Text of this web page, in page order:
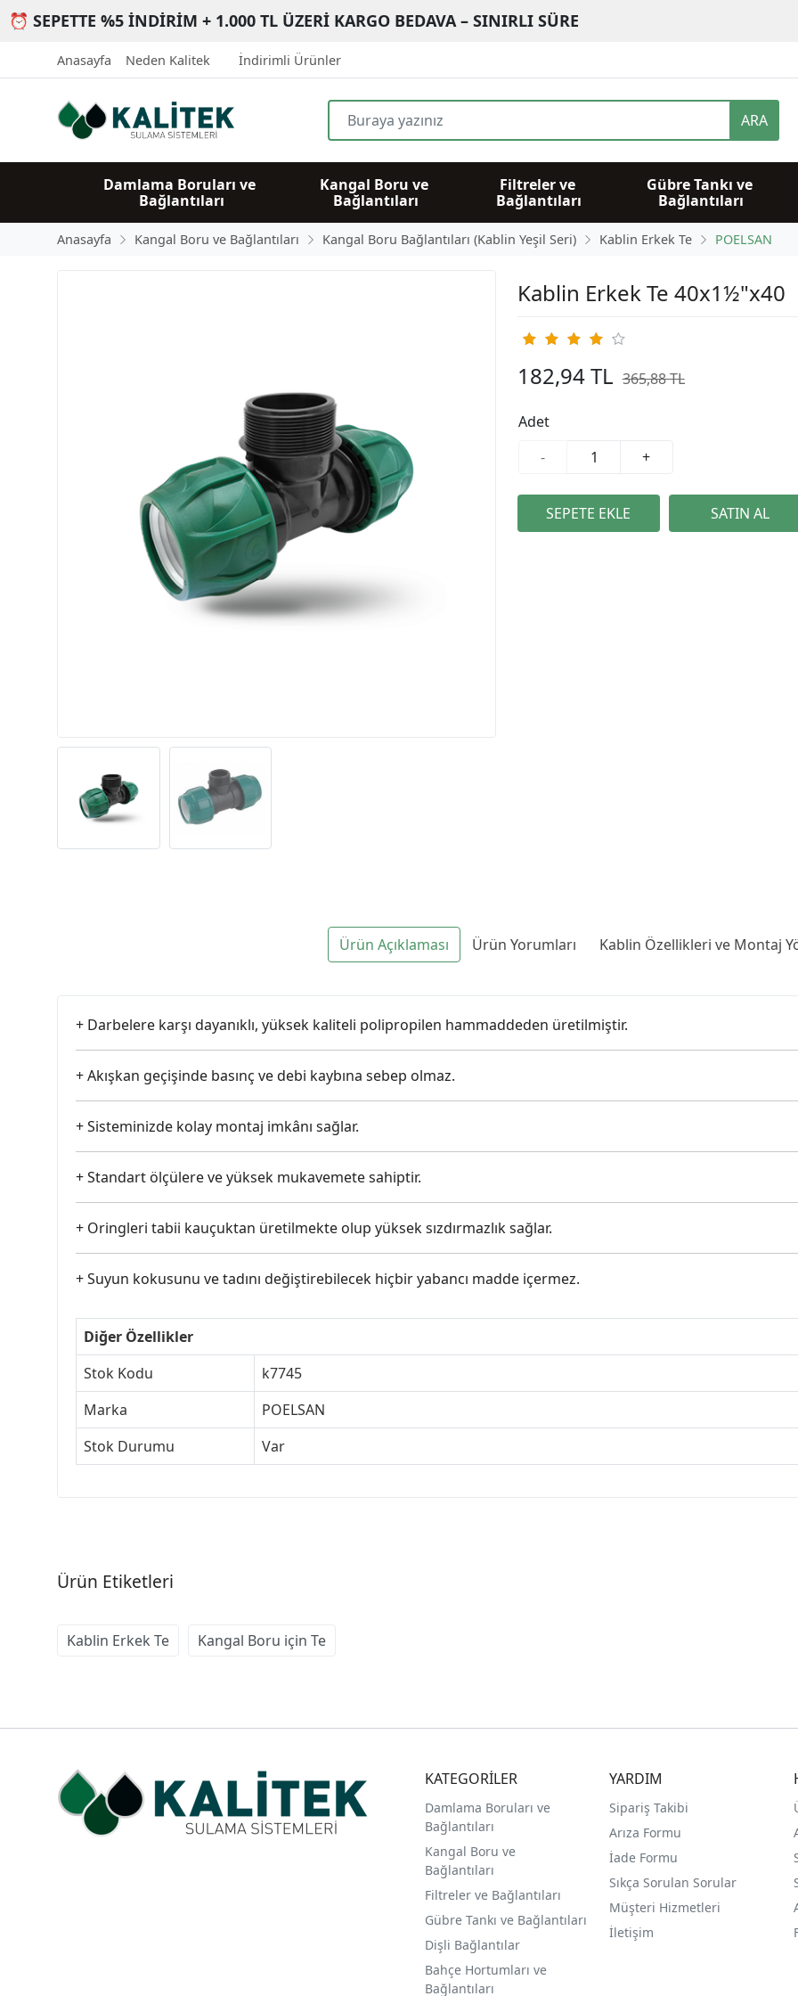
⏰ SEPETTE %5 İNDİRİM + 1.000 TL ÜZERİ KARGO BEDAVA – SINIRLI SÜRE
Anasayfa Neden Kalitek İndirimli Ürünler
ARA
Damlama Boruları ve
Bağlantıları
Kangal Boru ve
Bağlantıları
Filtreler ve
Bağlantıları
Gübre Tankı ve
Bağlantıları
Anasayfa Kangal Boru ve Bağlantıları Kangal Boru Bağlantıları (Kablin Yeşil Seri) Kablin Erkek Te POELSAN
Kablin Erkek Te 40x1½"x40
182,94 TL 365,88 TL
Adet
-
+
Ürün Açıklaması Ürün Yorumları Kablin Özellikleri ve Montaj
+ Darbelere karşı dayanıklı, yüksek kaliteli polipropilen hammaddeden üretilmiştir.
+ Akışkan geçişinde basınç ve debi kaybına sebep olmaz.
+ Sisteminizde kolay montaj imkânı sağlar.
+ Standart ölçülere ve yüksek mukavemete sahiptir.
+ Oringleri tabii kauçuktan üretilmekte olup yüksek sızdırmazlık sağlar.
+ Suyun kokusunu ve tadını değiştirebilecek hiçbir yabancı madde içermez.
Diğer Özellikler
Stok Kodu
k7745
Marka
POELSAN
Stok Durumu
Var
Ürün Etiketleri
Kablin Erkek Te Kangal Boru için Te
KATEGORİLER
Damlama Boruları ve
Bağlantıları
Kangal Boru ve
Bağlantıları
Filtreler ve Bağlantıları
Gübre Tankı ve Bağlantıları
Dişli Bağlantılar
Bahçe Hortumları ve
Bağlantıları
YARDIM
Sipariş Takibi
Arıza Formu
İade Formu
Sıkça Sorulan Sorular
Müşteri Hizmetleri
İletişim